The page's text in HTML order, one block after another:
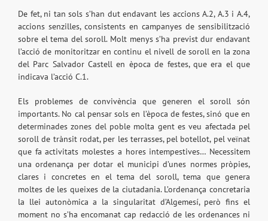
De fet, ni tan sols s’han dut endavant les accions A.2, A.3 i A.4,
accions senzilles, consistents en campanyes de sensibilització
sobre el tema del soroll. Molt menys s’ha previst dur endavant
l’acció de monitoritzar en continu el nivell de soroll en la zona
del Parc Salvador Castell en època de festes, que era el que
indicava l’acció C.1.
Els problemes de convivència que generen el soroll són
importants. No cal pensar sols en l’època de festes, sinó que en
determinades zones del poble molta gent es veu afectada pel
soroll de trànsit rodat, per les terrasses, pel botellot, pel veïnat
que fa activitats molestes a hores intempestives… Necessitem
una ordenança per dotar el municipi d’unes normes pròpies,
clares i concretes en el tema del soroll, tema que genera
moltes de les queixes de la ciutadania. L’ordenança concretaria
la llei autonòmica a la singularitat d’Algemesí, però fins el
moment no s’ha encomanat cap redacció de les ordenances ni